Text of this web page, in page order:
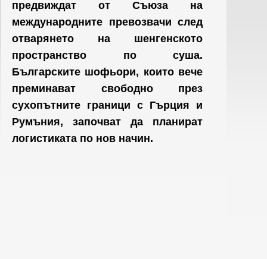
предвиждат от Съюза на
международните превозвачи след
отварянето на шенгенското
пространство по суша.
Българските шофьори, които вече
преминават свободно през
сухопътните граници с Гърция и
Румъния, започват да планират
логистиката по нов начин.